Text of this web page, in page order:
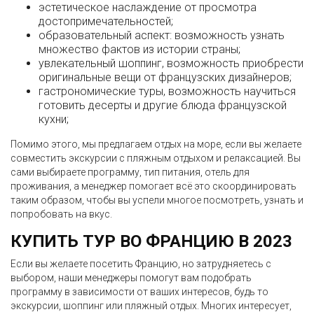
эстетическое наслаждение от просмотра
достопримечательностей;
образовательный аспект: возможность узнать
множество фактов из истории страны;
увлекательный шоппинг, возможность приобрести
оригинальные вещи от французских дизайнеров;
гастрономические туры, возможность научиться
готовить десерты и другие блюда французской
кухни;
Помимо этого, мы предлагаем отдых на море, если вы желаете
совместить экскурсии с пляжным отдыхом и релаксацией. Вы
сами выбираете программу, тип питания, отель для
проживания, а менеджер помогает всё это скоординировать
таким образом, чтобы вы успели многое посмотреть, узнать и
попробовать на вкус.
КУПИТЬ ТУР ВО ФРАНЦИЮ В 2023
Если вы желаете посетить Францию, но затрудняетесь с
выбором, наши менеджеры помогут вам подобрать
программу в зависимости от ваших интересов, будь то
экскурсии, шоппинг или пляжный отдых. Многих интересует,